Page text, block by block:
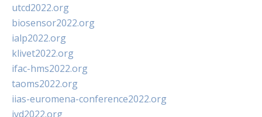
utcd2022.org
biosensor2022.org
ialp2022.org
klivet2022.org
ifac-hms2022.org
taoms2022.org
iias-euromena-conference2022.org
ivd2022.org